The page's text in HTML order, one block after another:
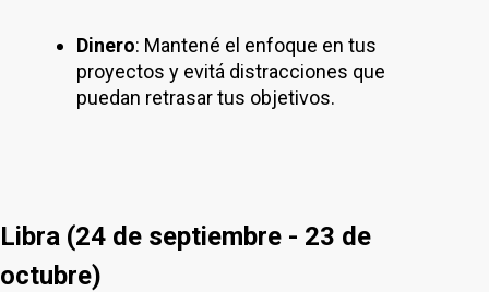
Dinero: Mantené el enfoque en tus
proyectos y evitá distracciones que
puedan retrasar tus objetivos.
Libra (24 de septiembre - 23 de
octubre)